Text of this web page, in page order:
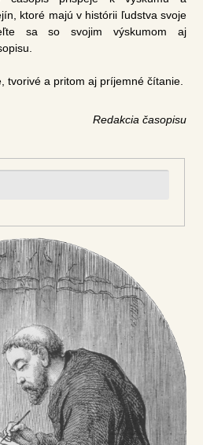
ktoré majú v histórii ľudstva svoje
sa so svojim výskumom aj
tvorivé a pritom aj príjemné čítanie.
Redakcia časopisu